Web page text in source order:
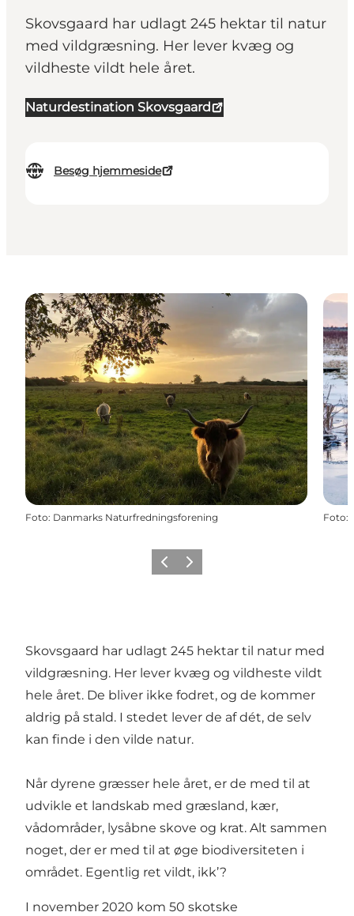
Skovsgaard har udlagt 245 hektar til natur
med vildgræsning. Her lever kvæg og
vildheste vildt hele året.
Naturdestination Skovsgaard
Besøg hjemmeside
Foto: Danmarks Naturfredningsforening Foto:
ForrigeNæste
Skovsgaard har udlagt 245 hektar til natur med
vildgræsning. Her lever kvæg og vildheste vildt
hele året. De bliver ikke fodret, og de kommer
aldrig på stald. I stedet lever de af dét, de selv
kan finde i den vilde natur.
Når dyrene græsser hele året, er de med til at
udvikle et landskab med græsland, kær,
vådområder, lysåbne skove og krat. Alt sammen
noget, der er med til at øge biodiversiteten i
området. Egentlig ret vildt, ikk’?
I november 2020 kom 50 skotske